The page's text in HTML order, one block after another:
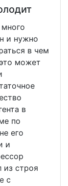
и нужно
в чем
может
в
по
его
и
из строя
с